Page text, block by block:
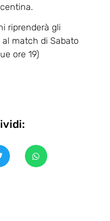
riprenderà gli
match di Sabato
ore 19)